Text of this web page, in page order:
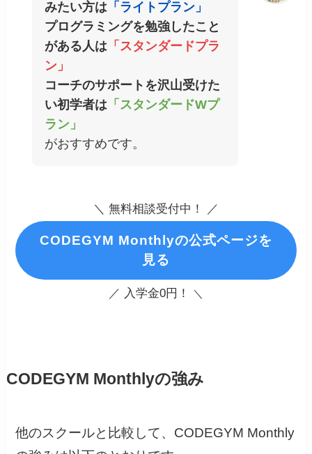
みたい方は 「ライトプラン」
プログラミングを勉強したこと
がある人は 「スタンダードプラ
ン」
コーチのサポートを沢山受けた
い初学者は 「スタンダードWプ
ラン」
がおすすめです。
＼ 無料相談受付中！ ／
CODEGYM Monthlyの公式ページを
見る
／ 入学金0円！ ＼
CODEGYM Monthlyの強み
他のスクールと比較して、CODEGYM Monthly